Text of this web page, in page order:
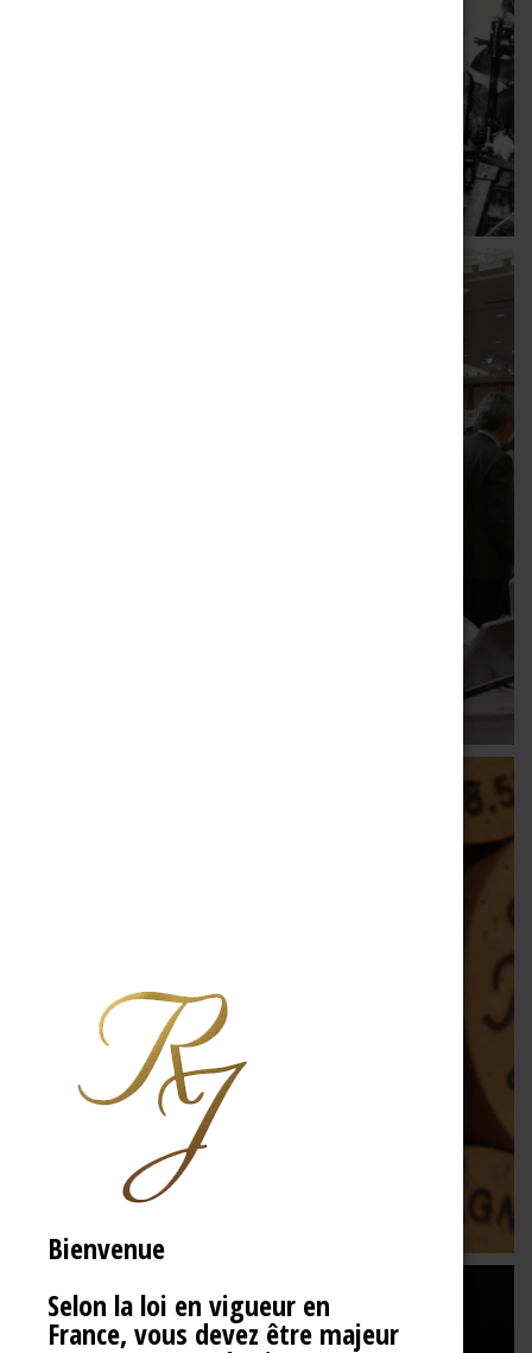
Bienvenue
Selon la loi en vigueur en
France, vous devez être majeur